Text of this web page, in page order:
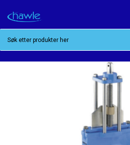
SKYVESPJELDVENTIL FOR VANN